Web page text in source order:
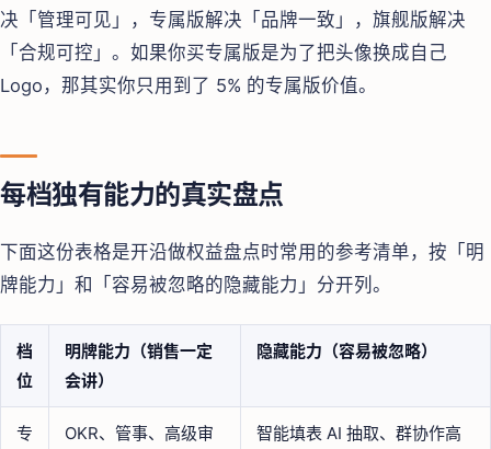
决「管理可见」，专属版解决「品牌一致」，旗舰版解决
「合规可控」。如果你买专属版是为了把头像换成自己
Logo，那其实你只用到了 5% 的专属版价值。
每档独有能力的真实盘点
下面这份表格是开沿做权益盘点时常用的参考清单，按「明
牌能力」和「容易被忽略的隐藏能力」分开列。
档
位
明牌能力（销售一定
会讲）
隐藏能力（容易被忽略）
专
OKR、管事、高级审
智能填表 AI 抽取、群协作高